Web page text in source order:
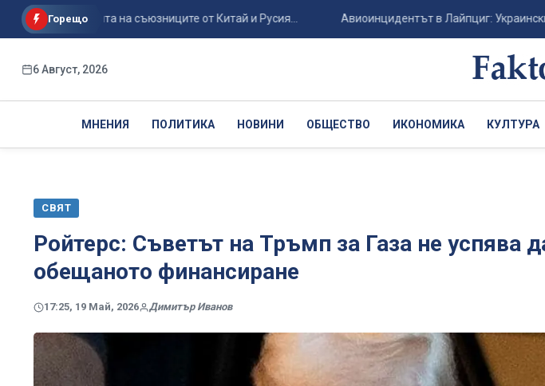
Горещо
за защита на съюзниците от Китай и Русия... Авиоинцидентът в Лайпциг: Украински
6 Август, 2026
МНЕНИЯ ПОЛИТИКА НОВИНИ ОБЩЕСТВО ИКОНОМИКА КУЛТУРА
СВЯТ
Ройтерс: Съветът на Тръмп за Газа не успява
обещаното финансиране
17:25, 19 Май, 2026 Димитър Иванов